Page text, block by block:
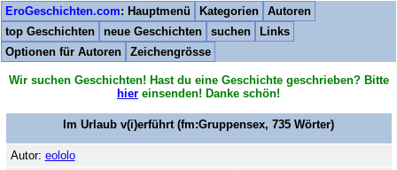
EroGeschichten.com: Hauptmenü Kategorien
Autoren
top Geschichten
neue Geschichten suchen
Links
Optionen für Autoren
Zeichengrösse
Wir suchen Geschichten! Hast du eine Geschichte geschrieben? Bitte
hier einsenden! Danke schön!
Im Urlaub v(i)erführt (fm:Gruppensex, 735 Wörter)
Autor: eololo